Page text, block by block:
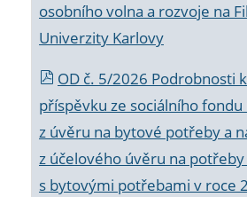
osobního volna a rozvoje na
Univerzity Karlovy
OD č. 5/2026 Podrobnosti
příspěvku ze sociálního
z úvěru na bytové potřeby a
z účelového úvěru na
s bytovými potřebami v roce